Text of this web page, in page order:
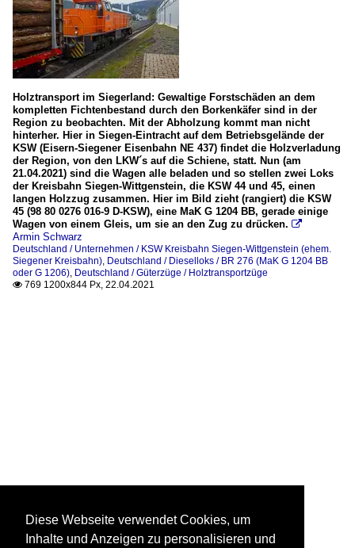
Holztransport im Siegerland: Gewaltige Forstschäden an dem
kompletten Fichtenbestand durch den Borkenkäfer sind in der
Region zu beobachten. Mit der Abholzung kommt man nicht
hinterher. Hier in Siegen-Eintracht auf dem Betriebsgelände der
KSW (Eisern-Siegener Eisenbahn NE 437) findet die Holzverladung
der Region, von den LKW´s auf die Schiene, statt. Nun (am
21.04.2021) sind die Wagen alle beladen und so stellen zwei Loks
der Kreisbahn Siegen-Wittgenstein, die KSW 44 und 45, einen
langen Holzzug zusammen. Hier im Bild zieht (rangiert) die KSW
45 (98 80 0276 016-9 D-KSW), eine MaK G 1204 BB, gerade einige
Wagen von einem Gleis, um sie an den Zug zu drücken. 
Armin Schwarz
Deutschland / Unternehmen / KSW Kreisbahn Siegen-Wittgenstein (ehem.
Siegener Kreisbahn), Deutschland / Dieselloks / BR 276 (MaK G 1204 BB
oder G 1206), Deutschland / Güterzüge / Holztransportzüge
 769 1200x844 Px, 22.04.2021
Diese Webseite verwendet Cookies, um
Inhalte und Anzeigen zu personalisieren und